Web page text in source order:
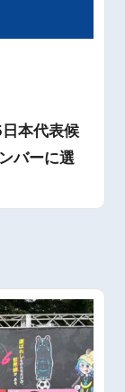
本代表候
バーに選